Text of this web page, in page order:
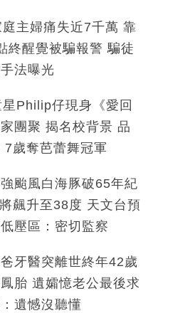
主婦痛失近7千萬 靠
終醒覺被騙報警 騙徒
法曝光
Philip仔現身《愛回
團聚 揭名校背景 品
7歲奪芭蕾舞冠軍
颱風白海豚破65年紀
飆升至38度 天文台預
壓區：密切監察
牙醫突離世終年42歲
胎 遺孀憶老公最後求
遺憾沒聽懂